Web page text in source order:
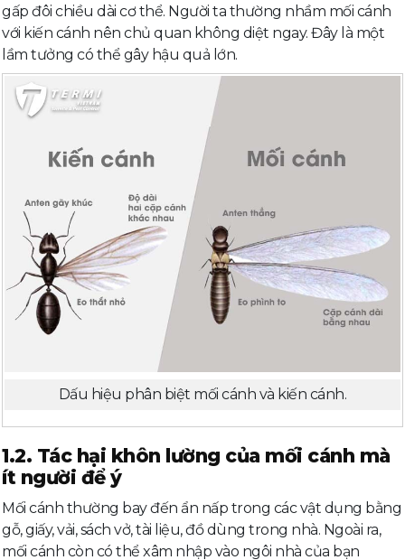
gấp đôi chiều dài cơ thể. Người ta thường nhầm mối cánh
với kiến cánh nên chủ quan không diệt ngay. Đây là một
lầm tưởng có thể gây hậu quả lớn.
Dấu hiệu phân biệt mối cánh và kiến cánh.
1.2. Tác hại khôn lường của mối cánh mà
ít người để ý
Mối cánh thường bay đến ẩn nấp trong các vật dụng bằng
gỗ, giấy, vải, sách vở, tài liệu, đồ dùng trong nhà. Ngoài ra,
mối cánh còn có thể xâm nhập vào ngôi nhà của bạn